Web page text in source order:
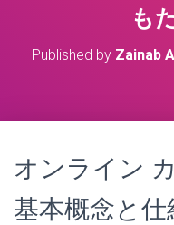
も
Published by Zainab
オンライン
基本概念と仕